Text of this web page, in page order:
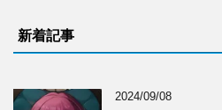
新着記事
2024/09/08